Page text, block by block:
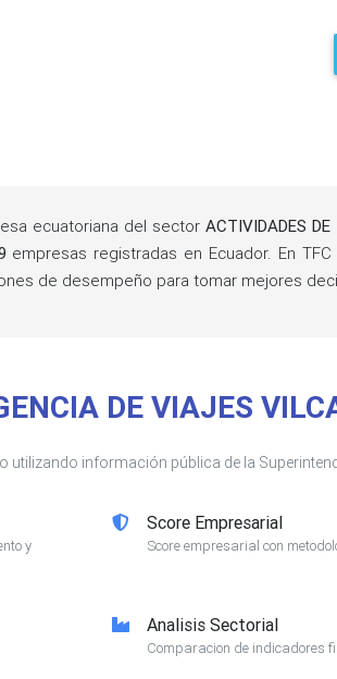
ecuatoriana del sectorACTIVIDADES
empresas registradas en Ecuador. En
de desempeño para tomar mejores
DE VIAJES
utilizando información pública de la
y
Score Empresarial
Score empresarial con
Analisis Sectorial
Comparacion de indicadores